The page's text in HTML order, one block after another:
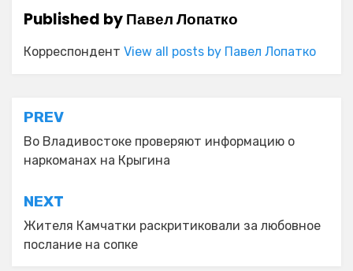
Published byПавел Лопатко
Корреспондент View all posts by Павел Лопатко
Навигация
по
записям
PREV
Во Владивостоке проверяют информацию о
наркоманах на Крыгина
NEXT
Жителя Камчатки раскритиковали за любовное
послание на сопке